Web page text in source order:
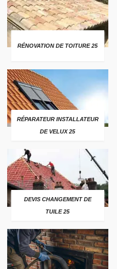
RÉNOVATION DE TOITURE 25
RÉPARATEUR INSTALLATEUR
DE VELUX 25
DEVIS CHANGEMENT DE
TUILE 25